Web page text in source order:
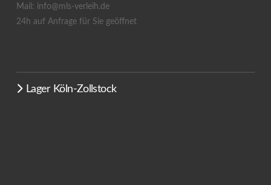
Mail: info@mls-verleih.de
24h auf Anfrage für Sie geöffnet
Lager Köln-Zollstock